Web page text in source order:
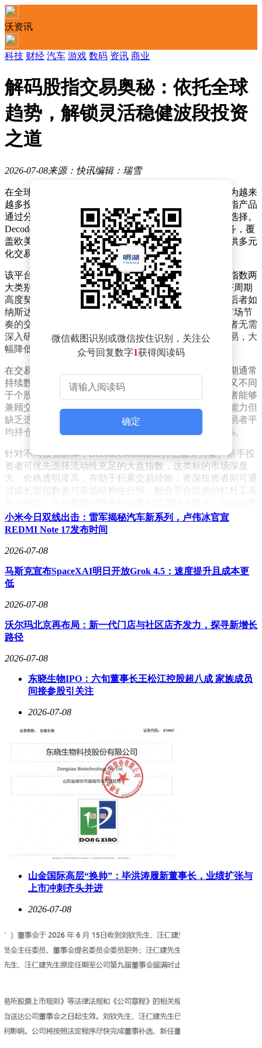
沃资讯
科技 财经 汽车 游戏 数码 资讯 商业
解码股指交易奥秘：依托全球
趋势，解锁灵活稳健波段投资
之道
2026-07-08来源：快讯编辑：瑞雪
在全球金融投资领域，股指交易凭借其独特优势，正成为越来
越多投资者参与市场的重要方式。相较于个股投资，股指产品
通过分散单一企业风险，为投资者提供了更稳健的交易选择。
DecodeGlobal平台近日宣布全面升级其全球股指交易服务，覆
盖欧美、亚太等核心市场，为不同风险偏好的投资者提供多元
化交易方案。
该平台构建的股指产品矩阵包含大盘蓝筹指数与成长型指数两
大类别。前者如标普500、恒生指数等，走势与宏观经济周期
高度契合，适合追求稳健收益的投资者进行波段布局；后者如
纳斯达克100、科创50等，波动弹性显著，为擅长捕捉市场节
奏的交易者提供超额收益机会。这种差异化设计使投资者无需
深入研究单个企业，仅需判断区域经济趋势即可参与交易，大
幅降低了投资决策复杂度。
在交易机制方面，股指产品展现出显著优势。其行情周期通常
持续数天至数月，既避免了外汇交易的短期波动风险，又不同
于个股投资的长期持有压力。这种中期趋势特性使投资者能够
兼顾交易灵活性与收益稳定性，特别适合具备宏观分析能力但
缺乏选股经验的投资者。平台数据显示，2023年股指交易者平
均持仓周期较个股投资者延长42%，而交易频率降低28%。
针对不同投资群体，DecodeGlobal推出分层服务方案。新手投
资者可优先选择流动性充足的大盘指数，这类标的市场深度
大、价格透明度高，有助于积累交易经验；资深投资者则可通
过成长型指数参与市场结构性行情，配合平台提供的杠杆工具
超过预设阈值时自动触发预警机制。
技术支撑是该平台的核心竞争力之一。通过与顶级流动性提供
商合作，股指报价实现全球市场实时同步，点差控制在0.2-0.5
别在市场趋势转折点能够快速响应。配套的智能分析工具可自
动生成多周期技术图表，结合宏观经济数据形成立体化决策支
为提升投资者专业能力，平台设立专项教育中心，提供从基础
认知到高级策略的完整课程体系。内容涵盖指数编制方法、波
动率计算模型、跨市场对冲技巧等实战模块，每周更新的市场
周报帮助投资者及时把握全球财经动态。这种"交易+教育"的
心技能。
微信截图识别或微信按住识别，关注公
众号回复数字1获得阅读码
确定
小米今日双线出击：雷军揭秘汽车新系列，卢伟冰官宣
REDMI Note 17发布时间
2026-07-08
马斯克宣布SpaceXAI明日开放Grok 4.5：速度提升且成本更
低
2026-07-08
沃尔玛北京再布局：新一代门店与社区店齐发力，探寻新增长
路径
2026-07-08
东晓生物IPO：六旬董事长王松江控股超八成 家族成员
间接参股引关注
2026-07-08
山金国际高层“换帅”：毕洪涛履新董事长，业绩扩张与
上市冲刺齐头并进
2026-07-08